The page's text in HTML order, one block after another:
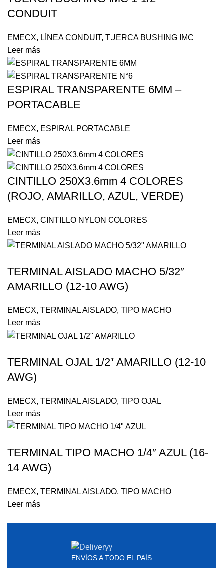
CONDUIT
EMECX, LÍNEA CONDUIT, TUERCA BUSHING IMC
Leer más
ESPIRAL TRANSPARENTE 6MM –
PORTACABLE
EMECX, ESPIRAL PORTACABLE
Leer más
CINTILLO 250X3.6mm 4 COLORES
(ROJO, AMARILLO, AZUL, VERDE)
EMECX, CINTILLO NYLON COLORES
Leer más
TERMINAL AISLADO MACHO 5/32″
AMARILLO (12-10 AWG)
EMECX, TERMINAL AISLADO, TIPO MACHO
Leer más
TERMINAL OJAL 1/2″ AMARILLO (12-10
AWG)
EMECX, TERMINAL AISLADO, TIPO OJAL
Leer más
TERMINAL TIPO MACHO 1/4″ AZUL (16-
14 AWG)
EMECX, TERMINAL AISLADO, TIPO MACHO
Leer más
ENVÍOS A TODO EL PAÍS